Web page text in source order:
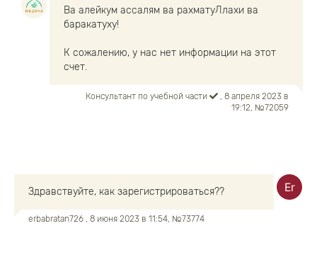
Ва алейкум ассалям ва рахматуЛлахи ва
баракатуху!
К сожалению, у нас нет информации на этот
счет.
Консультант по учебной части
, 8 апреля 2023 в
19:12, №72059
Здравствуйте, как зарегистрироваться??
erbabratan726 , 8 июня 2023 в 11:54, №73774